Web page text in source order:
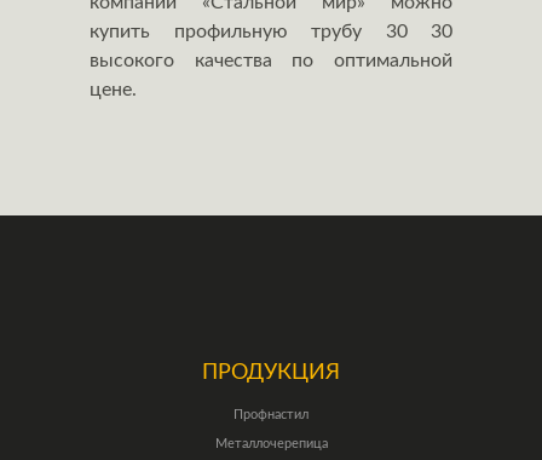
купить профильную трубу 30 30
высокого качества по оптимальной
цене.
ПРОДУКЦИЯ
Профнастил
Металлочерепица